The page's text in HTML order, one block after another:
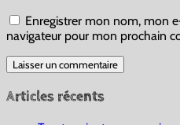
Enregistrer mon nom, mon
navigateur pour mon prochain
Articles récents